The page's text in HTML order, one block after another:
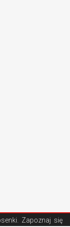
. Zapoznaj się